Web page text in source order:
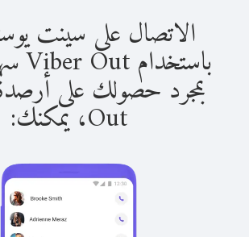
الاتصال على سينت
باستخدام Viber Out سهل للغاية.
Out، يمكنك: